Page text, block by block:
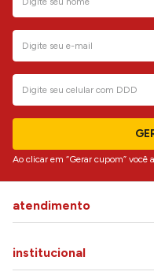
Ao clicar em “Gerar cupom” você
atendimento
institucional